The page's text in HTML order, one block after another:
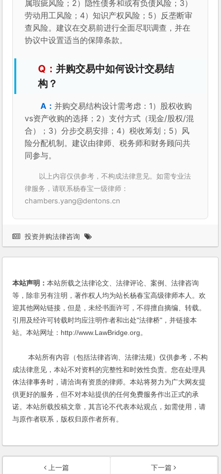
属瑕疵风险；2）隐性债务和或有负债风险；3）
劳动用工风险；4）知识产权风险；5）反垄断审
查风险。建议在交易前进行全面尽职调查，并在
协议中设置适当的保障条款。
并购交易中如何设计交易结
构？
并购交易结构设计需考虑：1）股权收购
vs资产收购的选择；2）支付方式（现金/股权/混
合）；3）分步交易安排；4）税收筹划；5）风
险分配机制。建议由律师、税务师和财务顾问共
同参与。
以上内容仅供参考，不构成法律意见。如需专业法
律服务，请联系杨春宝一级律师：
chambers.yang@dentons.cn
投资并购法律咨询
本站声明：本站所载之法律论文、法律评论、案例、法律咨询
等，除非另有注明，著作权人均为站长杨春宝高级律师本人。欢
迎其他网站链接，但是，未经书面许可，不得擅自摘编、转载。
引用及经许可转载时均应注明作者和出处"法律桥"，并链接本
站。本站网址：http://www.LawBridge.org。
本站所有内容（包括法律咨询、法律法规）仅供参考，不构
成法律意见，本站不对资料的完整性和时效性负责。您在处理具
体法律事务时，请洽询有资质的律师。本站将努力为广大网友提
供更好的服务，但不对本站提供的任何免费服务作出正式的承
诺。本站所载投稿文章，其言论不代表本站观点，如需使用，请
与原作者联系，版权归原作者所有。
上一篇
下一篇